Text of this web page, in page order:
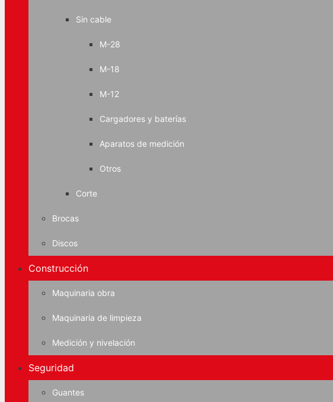
Sin cable
M-28
M-18
M-12
Cargadores y baterías
Aparatos de medición
Otros
Corte
Brocas
Discos
Construcción
Maquinaria obra
Maquinaria de limpieza
Medición y nivelación
Seguridad
Guantes